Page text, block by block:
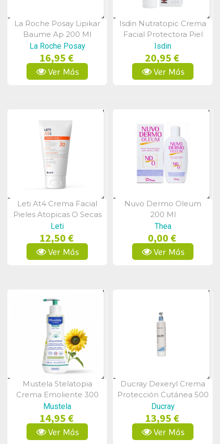
Vista Rápida
La Roche Posay Lipikar
Baume Ap 200 Ml
La Roche Posay
16,95 €
Ver Más
Vista Rápida
Isdin Nutratopic Crema
Facial Protectora Piel
Atopica 50 Ml
Isdin
20,95 €
Ver Más
Vista Rápida
Leti At4 Crema Facial
Pieles Atopicas O Secas
Spf20, 50 Ml
Leti
12,50 €
Ver Más
Vista Rápida
Nuvo Dermo Oleum
200 Ml
Thea
0,00 €
Ver Más
Vista Rápida
Mustela Stelatopia
Crema Emoliente 300
Ml
Mustela
14,95 €
Ver Más
Vista Rápida
Ducray Dexeryl Crema
Protección Cutánea 500
Ml
Ducray
13,95 €
Ver Más